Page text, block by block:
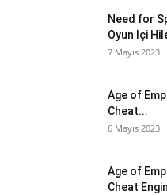
Need for
Oyun İçi
7 Mayıs 2023
Age of
Cheat...
6 Mayıs 2023
Age of
Cheat